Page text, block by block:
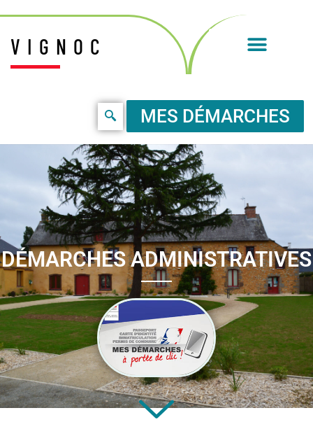
VIGNOC
MES DÉMARCHES
DÉMARCHES ADMINISTRATIVES